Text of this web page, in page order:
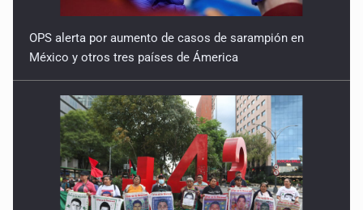
OPS alerta por aumento de casos de sarampión en
México y otros tres países de Ámerica